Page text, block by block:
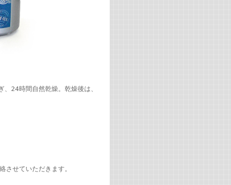
24時間自然乾燥。乾燥後は、
させていただきます。